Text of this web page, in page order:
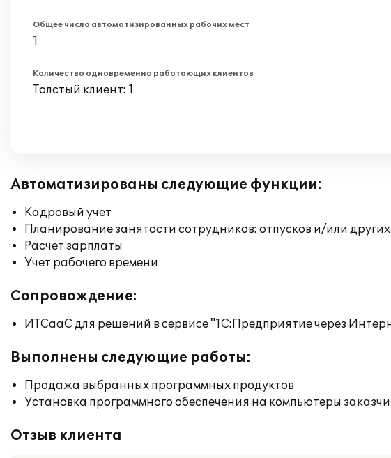
Общее число автоматизированных рабочих мест
1
Количество одновременно работающих клиентов
Толстый клиент: 1
Автоматизированы следующие функции:
Кадровый учет
Планирование занятости сотрудников: отпусков и/или
Расчет зарплаты
Учет рабочего времени
Сопровождение:
ИТСааС для решений в сервисе "1С:Предприятие через
Выполнены следующие работы:
Продажа выбранных программных продуктов
Установка программного обеспечения на компьютеры
Отзыв клиента